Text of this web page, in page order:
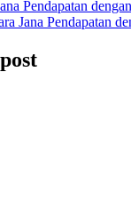
Pendapatan
Jana Pendapatan